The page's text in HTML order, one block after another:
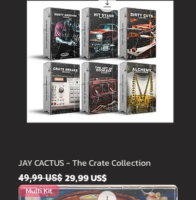
JAY CACTUS - The Crate Collection
Běžná cena
49,99 US$ Zvýhodněná cena
29,99 US$
Multi Kit